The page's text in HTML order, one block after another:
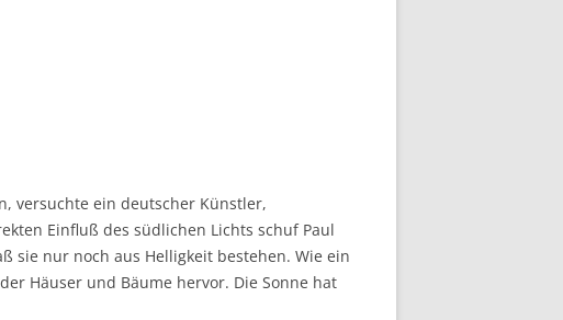
versuchte ein deutscher Künstler,
Einfluß des südlichen Lichts schuf Paul
sie nur noch aus Helligkeit bestehen. Wie ein
Häuser und Bäume hervor. Die Sonne hat